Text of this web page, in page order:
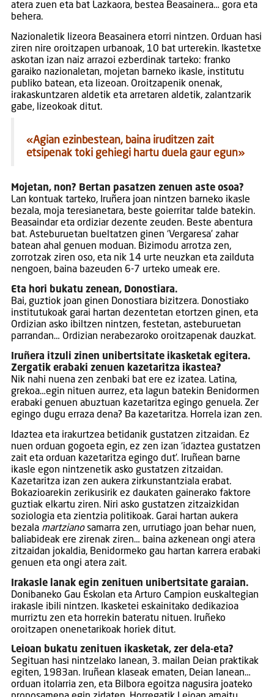
atera zuen eta bat Lazkaora, bestea Beasainera… gora eta
behera.
Nazionaletik lizeora Beasainera etorri nintzen. Orduan hasi
ziren nire oroitzapen urbanoak, 10 bat urterekin. Ikastetxe
askotan izan naiz arrazoi ezberdinak tarteko: franko
garaiko nazionaletan, mojetan barneko ikasle, institutu
publiko batean, eta lizeoan. Oroitzapenik onenak,
irakaskuntzaren aldetik eta arretaren aldetik, zalantzarik
gabe, lizeokoak ditut.
«Agian ezinbestean, baina iruditzen zait
etsipenak toki gehiegi hartu duela gaur egun»
Mojetan, non? Bertan pasatzen zenuen aste osoa?
Lan kontuak tarteko, Iruñera joan nintzen barneko ikasle
bezala, moja teresianetara, beste goierritar talde batekin.
Beasaindar eta ordiziar dezente zeuden. Beste abentura
bat. Asteburuetan bueltatzen ginen ‘Vergaresa’ zahar
batean ahal genuen moduan. Bizimodu arrotza zen,
zorrotzak ziren oso, eta nik 14 urte neuzkan eta zailduta
nengoen, baina bazeuden 6-7 urteko umeak ere.
Eta hori bukatu zenean, Donostiara.
Bai, guztiok joan ginen Donostiara bizitzera. Donostiako
institutukoak garai hartan dezentetan etortzen ginen, eta
Ordizian asko ibiltzen nintzen, festetan, asteburuetan
parrandan… Ordizian nerabezaroko oroitzapenak dauzkat.
Iruñera itzuli zinen unibertsitate ikasketak egitera.
Zergatik erabaki zenuen kazetaritza ikastea?
Nik nahi nuena zen zenbaki bat ere ez izatea. Latina,
grekoa…egin nituen aurrez, eta lagun batekin Benidormen
erabaki genuen abuztuan kazetaritza egingo genuela. Zer
egingo dugu erraza dena? Ba kazetaritza. Horrela izan zen.
Idaztea eta irakurtzea betidanik gustatzen zitzaidan. Ez
nuen orduan gogoeta egin, ez zen izan ‘idaztea gustatzen
zait eta orduan kazetaritza egingo dut’. Iruñean barne
ikasle egon nintzenetik asko gustatzen zitzaidan.
Kazetaritza izan zen aukera zirkunstantziala erabat.
Bokazioarekin zerikusirik ez daukaten gainerako faktore
guztiak elkartu ziren. Niri asko gustatzen zitzaizkidan
soziologia eta zientzia politikoak. Garai hartan aukera
bezala martzianosamarra zen, urrutiago joan behar nuen,
baliabideak ere zirenak ziren… baina azkenean ongi atera
zitzaidan jokaldia, Benidormeko gau hartan karrera erabaki
genuen eta ongi atera zait.
Irakasle lanak egin zenituen unibertsitate garaian.
Donibaneko Gau Eskolan eta Arturo Campion euskaltegian
irakasle ibili nintzen. Ikasketei eskainitako dedikazioa
murriztu zen eta horrekin bateratu nituen. Iruñeko
oroitzapen onenetarikoak horiek ditut.
Leioan bukatu zenituen ikasketak, zer dela-eta?
Segituan hasi nintzelako lanean, 3. mailan Deian praktikak
egiten, 1983an. Iruñean klaseak ematen, Deian lanean…
orduan itolarria zen, eta Bilbora egoitza nagusira joateko